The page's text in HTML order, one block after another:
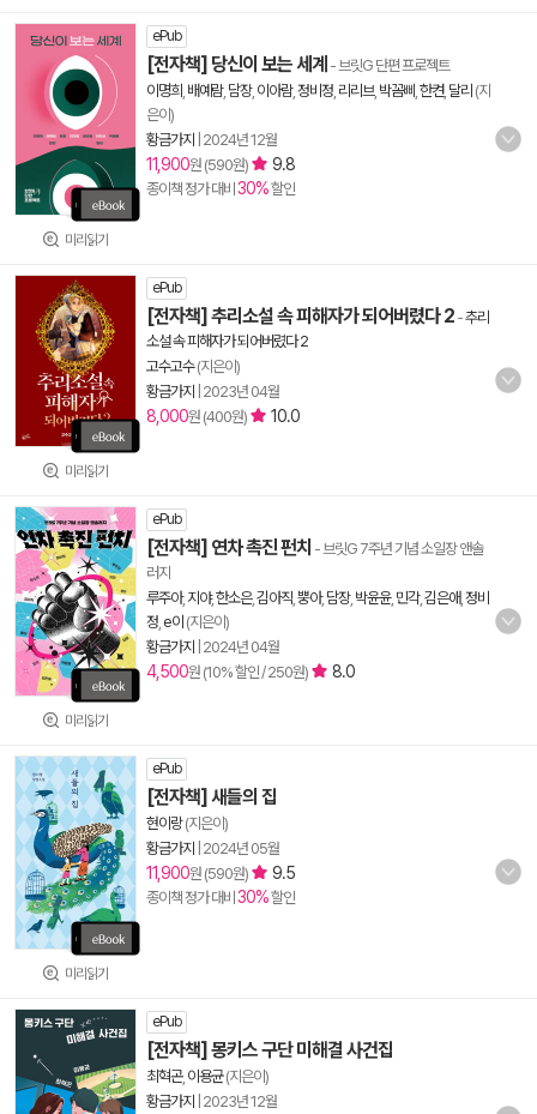
미리읽기
ePub
[전자책] 당신이 보는 세계 - 브릿G 단편 프로젝트
이명희 배예람, 담장, 이아람, 정비정 리리브, 박꼼삐 한켠, 달리 (지
은이)
황금가지
2024년 12월
11,900원 (590원) 9.8
종이책 정가 대비 30%할인
미리읽기
ePub
[전자책] 추리소설 속 피해자가 되어버렸다 2 -추리
소설 속 피해자가 되어버렸다 2
고수고수(지은이)
황금가지
2023년 04월
8,000원 (400원) 10.0
미리읽기
ePub
[전자책] 연차 촉진 펀치 - 브릿G 7주년 기념 소일장 앤솔
러지
루주아, 지야,한소은, 김아직 뿡아, 담장, 박윤윤, 민각, 김은애 정비
정 e이 (지은이)
황금가지
2024년 04월
4,500원 (10% 할인 / 250원) 8.0
미리읽기
ePub
[전자책] 새들의 집
현이랑(지은이)
황금가지
2024년 05월
11,900원 (590원) 9.5
종이책 정가 대비 30%할인
ePub
[전자책] 몽키스 구단 미해결 사건집
최혁곤, 이용균(지은이)
황금가지
2023년 12월